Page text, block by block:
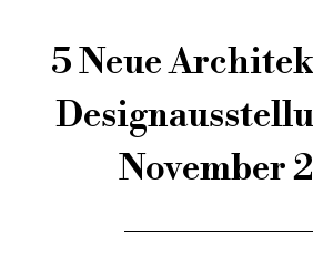
5 Neue
November